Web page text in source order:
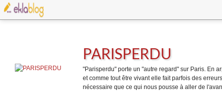
PARISPERDU
"Parisperdu" porte un "autre regard" sur Paris. En
et comme tout être vivant elle fait parfois des
nécessaire que ce qui nous pousse à aller de